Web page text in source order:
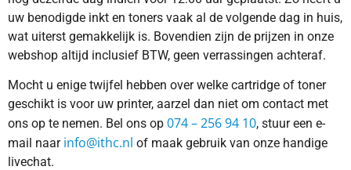
uw benodigde inkt en toners vaak al de volgende dag in huis,
wat uiterst gemakkelijk is. Bovendien zijn de prijzen in onze
webshop altijd inclusief BTW, geen verrassingen achteraf.
Mocht u enige twijfel hebben over welke cartridge of toner
geschikt is voor uw printer, aarzel dan niet om contact met
ons op te nemen. Bel ons op 074 – 256 94 10, stuur een e-
mail naar info@ithc.nl of maak gebruik van onze handige
livechat.